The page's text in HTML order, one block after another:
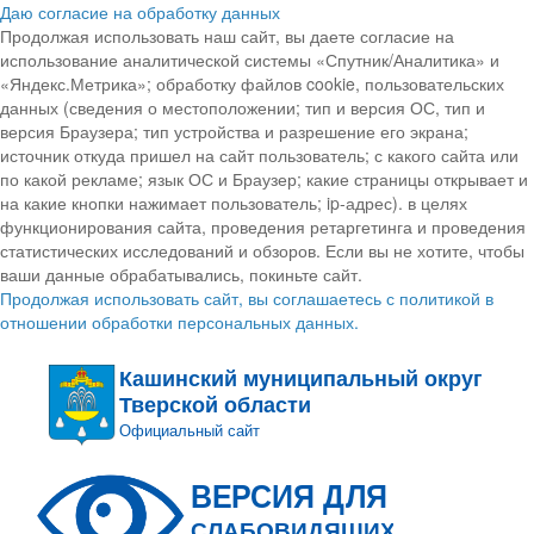
Даю согласие на обработку данных
Продолжая использовать наш сайт, вы даете согласие на
использование аналитической системы «Спутник/Аналитика» и
«Яндекс.Метрика»; обработку файлов cookie, пользовательских
данных (сведения о местоположении; тип и версия ОС, тип и
версия Браузера; тип устройства и разрешение его экрана;
источник откуда пришел на сайт пользователь; с какого сайта или
по какой рекламе; язык ОС и Браузер; какие страницы открывает и
на какие кнопки нажимает пользователь; ip-адрес). в целях
функционирования сайта, проведения ретаргетинга и проведения
статистических исследований и обзоров. Если вы не хотите, чтобы
ваши данные обрабатывались, покиньте сайт.
Продолжая использовать сайт, вы соглашаетесь с политикой в
отношении обработки персональных данных.